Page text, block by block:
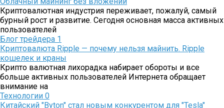
Криптовалютная индустрия переживает, пожалуй, самый
бурный рост и развитие. Сегодня основная масса активных
пользователей
Блог трейдера 1
Криптовалюта Ripple — почему нельзя майнить. Ripple
кошелек и краны
Крипто валютная лихорадка набирает обороты и все
больше активных пользователей Интернета обращает
внимание на
Технологии 0
Китайский "Byton" стал новым конкурентом для "Tesla"